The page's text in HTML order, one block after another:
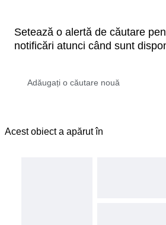
Setează o alertă de căutare
notificări atunci când sunt
Acest obiect a apărut în